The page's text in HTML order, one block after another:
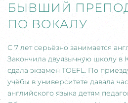
БЫВШИЙ
ПО ВОКАЛУ
С 7 лет серьёзно занимается
Закончила двуязычную школу в
сдала экзамен TOEFL. По
учёбы в университете давала
английского языка детям